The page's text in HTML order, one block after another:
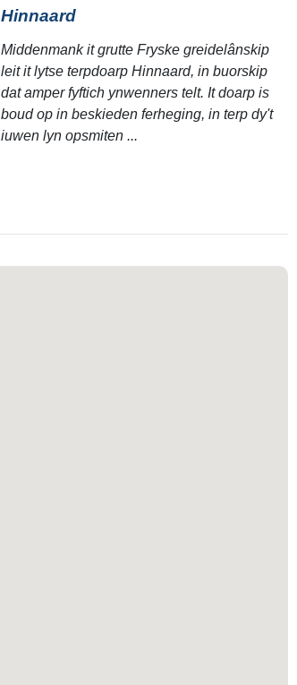
Hinnaard
Middenmank it grutte Fryske greidelânskip
leit it lytse terpdoarp Hinnaard, in buorskip
dat amper fyftich ynwenners telt. It doarp is
boud op in beskieden ferheging, in terp dy't
iuwen lyn opsmiten ...